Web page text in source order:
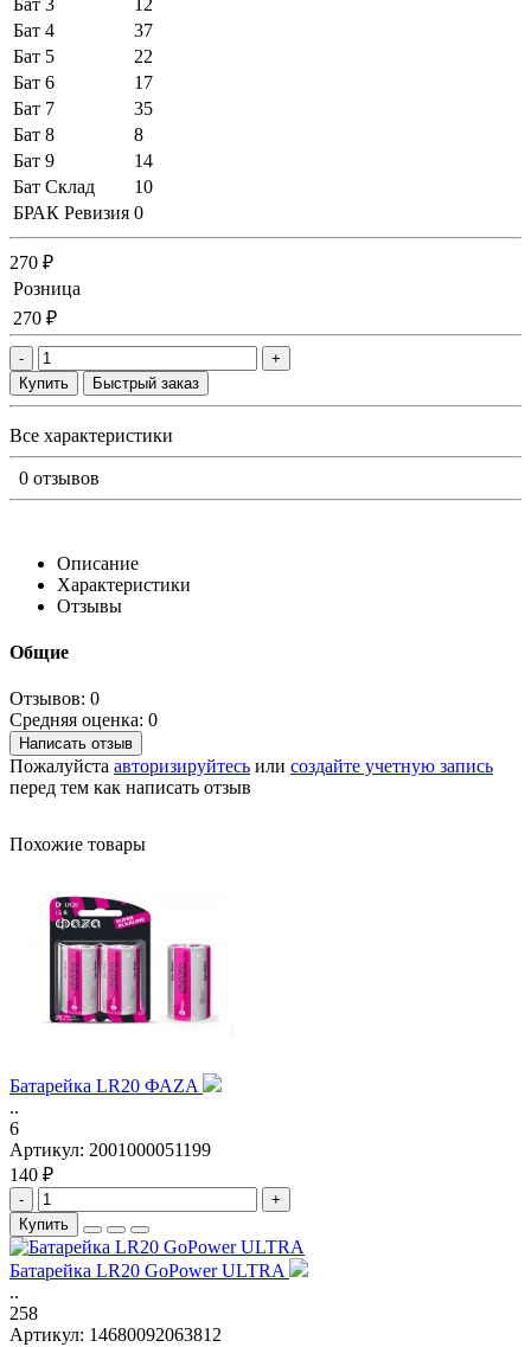
Бат 4
37
Бат 5
22
Бат 6
17
Бат 7
35
Бат 8
8
Бат 9
14
Бат Склад
10
БРАК Ревизия 0
270 ₽
Розница
270 ₽
-
+
Купить
Быстрый заказ
Все характеристики
0 отзывов
Описание
Характеристики
Отзывы
Общие
Отзывов: 0
Средняя оценка: 0
Написать отзыв
Пожалуйста авторизируйтесь или создайте учетную запись
перед тем как написать отзыв
Похожие товары
Батарейка LR20 ФАZA
..
6
Артикул: 2001000051199
140 ₽
-
+
Купить
Батарейка LR20 GoPower ULTRA
..
258
Артикул: 14680092063812